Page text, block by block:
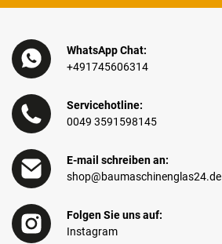
WhatsApp Chat:
+491745606314
Servicehotline:
0049 3591598145
E-mail schreiben an:
shop@baumaschinenglas24.de
Folgen Sie uns auf:
Instagram